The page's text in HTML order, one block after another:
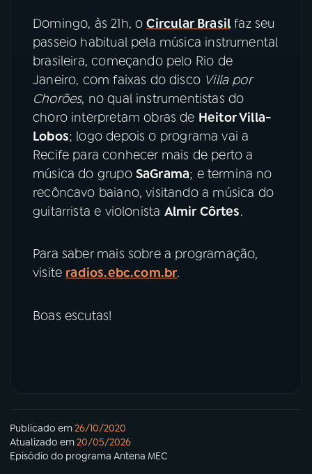
Domingo, às 21h, oCircular Brasil faz seu
passeio habitual pela música instrumental
brasileira, começando pelo Rio de
Janeiro, com faixas do disco Villa por
Chorões, no qual instrumentistas do
choro interpretam obras de Heitor Villa-
Lobos; logo depois o programa vai a
Recife para conhecer mais de perto a
música do grupo SaGrama; e termina no
recôncavo baiano, visitando a música do
guitarrista e violonista Almir Côrtes.
Para saber mais sobre a programação,
visite radios.ebc.com.br.
Boas escutas!
Publicado em26/10/2020
Atualizado em20/05/2026
Episódio do programa Antena MEC